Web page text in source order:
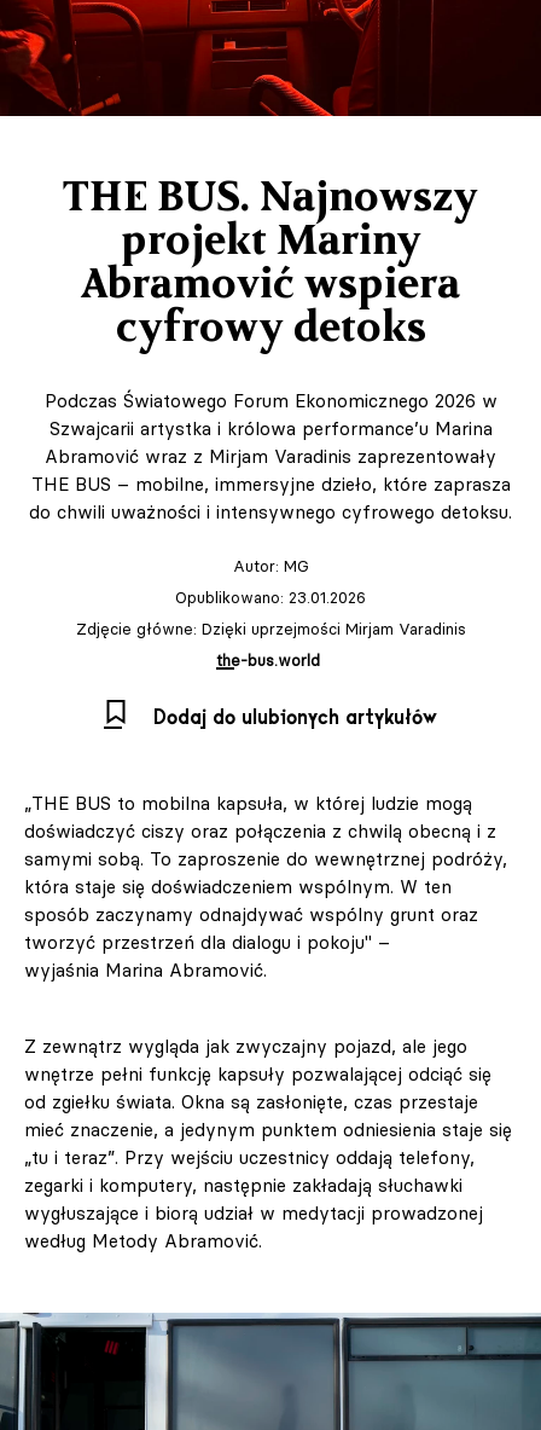
THE BUS. Najnowszy
projekt Mariny
Abramović wspiera
cyfrowy detoks
Podczas Światowego Forum Ekonomicznego 2026 w
Szwajcarii artystka i królowa performance’u Marina
Abramović wraz z Mirjam Varadinis zaprezentowały
THE BUS – mobilne, immersyjne dzieło, które zaprasza
do chwili uważności i intensywnego cyfrowego detoksu.
Autor: MG
Opublikowano: 23.01.2026
Zdjęcie główne: Dzięki uprzejmości Mirjam Varadinis
the-bus.world
Dodaj do ulubionych artykułów
„THE BUS to mobilna kapsuła, w której ludzie mogą
doświadczyć ciszy oraz połączenia z chwilą obecną i z
samymi sobą. To zaproszenie do wewnętrznej podróży,
która staje się doświadczeniem wspólnym. W ten
sposób zaczynamy odnajdywać wspólny grunt oraz
tworzyć przestrzeń dla dialogu i pokoju" –
wyjaśnia Marina Abramović.
Z zewnątrz wygląda jak zwyczajny pojazd, ale jego
wnętrze pełni funkcję kapsuły pozwalającej odciąć się
od zgiełku świata. Okna są zasłonięte, czas przestaje
mieć znaczenie, a jedynym punktem odniesienia staje się
„tu i teraz”. Przy wejściu uczestnicy oddają telefony,
zegarki i komputery, następnie zakładają słuchawki
wygłuszające i biorą udział w medytacji prowadzonej
według Metody Abramović.